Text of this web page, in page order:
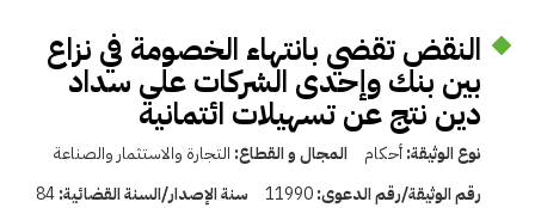
النقض تقضي بانتهاء الخصومة في نزاع
بين بنك وإحدى الشركات على سداد
دين نتج عن تسهيلات ائتمانية
نوع الوثيقة:أحكام المجال و القطاع: التجارة والاستثمار والصناعة
رقم الوثيقة/رقم الدعوى:11990 سنة الإصدار/السنة القضائية:84